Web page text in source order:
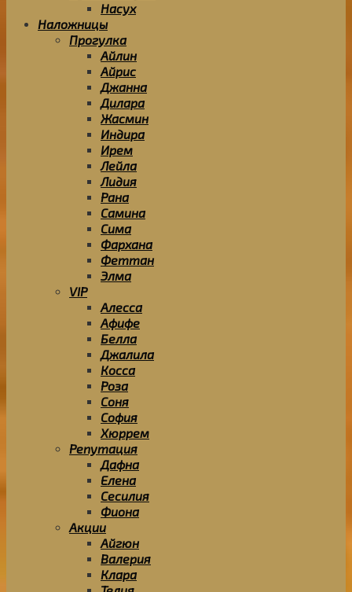
Насух
Наложницы
Прогулка
Айлин
Айрис
Джанна
Дилара
Жасмин
Индира
Ирем
Лейла
Лидия
Рана
Самина
Сима
Фархана
Феттан
Элма
VIP
Алесса
Афифе
Белла
Джалила
Косса
Роза
Соня
София
Хюррем
Репутация
Дафна
Елена
Сесилия
Фиона
Акции
Айгюн
Валерия
Клара